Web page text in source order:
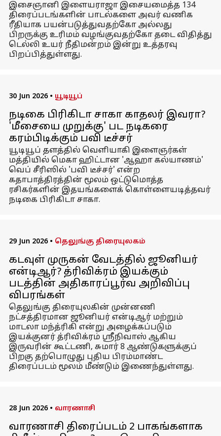
இசைஞானி இளையராஜா இசையமைத்த 134
திரைப்படங்களின் பாடல்களை அவர் வணிக
ரீதியாக பயன்படுத்துவதற்கோ அல்லது
பிறருக்கு உரிமம் வழங்குவதற்கோ தடை விதித்து
டெல்லி உயர் நீதிமன்றம் இன்று உத்தரவு
பிறப்பித்துள்ளது.
30 Jun 2026 • யூடியூப்
நடிகை பிரிகிடா சாகா காதலர் இவரா?
'மீசையை முறுக்கு' பட நடிகரை
கரம்பிடிக்கும் பவி டீச்சர்
யூடியூப் தளத்தில் வெளியாகி இளைஞர்கள்
மத்தியில் மெகா ஹிட்டான 'ஆஹா கல்யாணம்'
வெப் சீரிஸில் 'பவி டீச்சர்' என்ற
கதாபாத்திரத்தின் மூலம் ஒட்டுமொத்த
ரசிகர்களின் இதயங்களைக் கொள்ளையடித்தவர்
நடிகை பிரிகிடா சாகா.
29 Jun 2026 • தெலுங்கு திரையுலகம்
கடவுள் முருகன் வேடத்தில் ஜூனியர்
என்டிஆர்? த்ரிவிக்ரம் இயக்கும்
படத்தின் அதிகாரப்பூர்வ அறிவிப்பு
விபரங்கள்
தெலுங்கு திரையுலகின் முன்னணி
நட்சத்திரமான ஜூனியர் என்டிஆர் மற்றும்
மாடலா மந்த்ரிகி என்று அழைக்கப்படும்
இயக்குனர் த்ரிவிக்ரம் ஸ்ரீநிவாஸ் ஆகிய
இருவரின் கூட்டணி, சுமார் 8 ஆண்டுகளுக்குப்
பிறகு தற்பொழுது புதிய பிரம்மாண்ட
திரைப்படம் மூலம் மீண்டும் இணைந்துள்ளது.
28 Jun 2026 • வாரணாசி
வாரணாசி திரைப்படம் 2 பாகங்களாக